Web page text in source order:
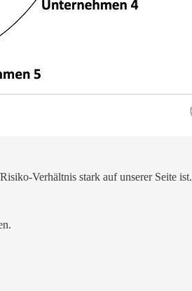
Verhältnis stark auf unserer Seite ist.